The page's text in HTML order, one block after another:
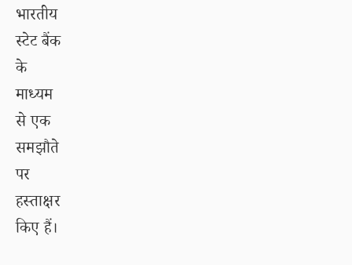
भारतीय
स्टेट बैंक
के
माध्यम
से एक
समझौते
पर
हस्ताक्षर
किए हैं।